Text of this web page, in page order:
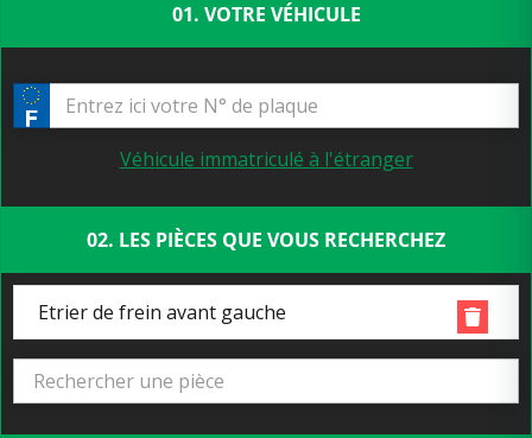
01. VOTRE VÉHICULE
Véhicule immatriculé à l'étranger
02. LES PIÈCES QUE VOUS RECHERCHEZ
Etrier de frein avant gauche